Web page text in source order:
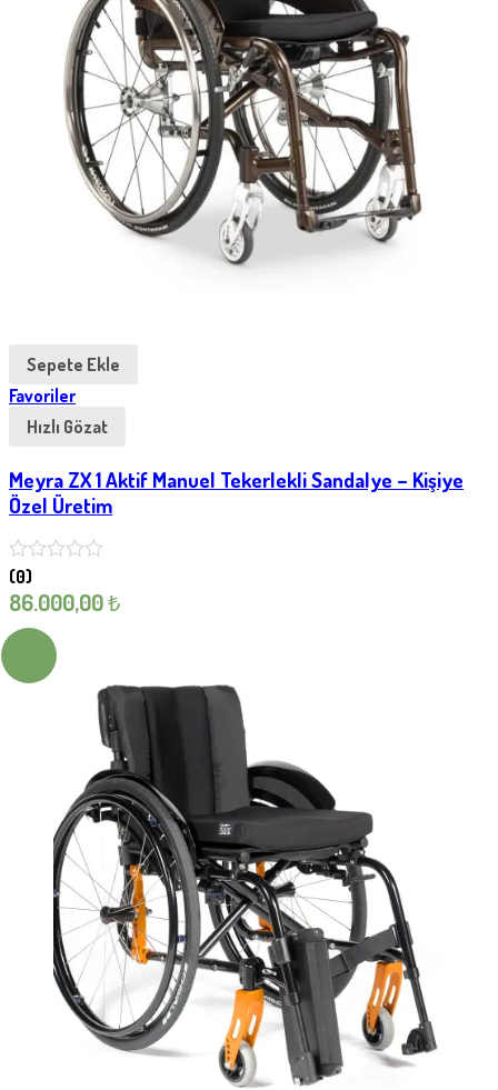
Sepete Ekle
Favoriler
Hızlı Gözat
Meyra ZX 1 Aktif Manuel Tekerlekli Sandalye – Kişiye
Özel Üretim
(0)
86.000,00₺